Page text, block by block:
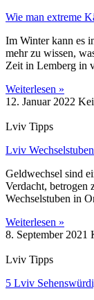
Wie man extreme
Im Winter kann es
mehr zu wissen,
Zeit in Lemberg in
Weiterlesen »
12. Januar 2022
Lviv Tipps
Lviv
Geldwechsel sind
Verdacht, betrogen
Wechselstuben in
Weiterlesen »
8. September 2021
Lviv Tipps
5 Lviv